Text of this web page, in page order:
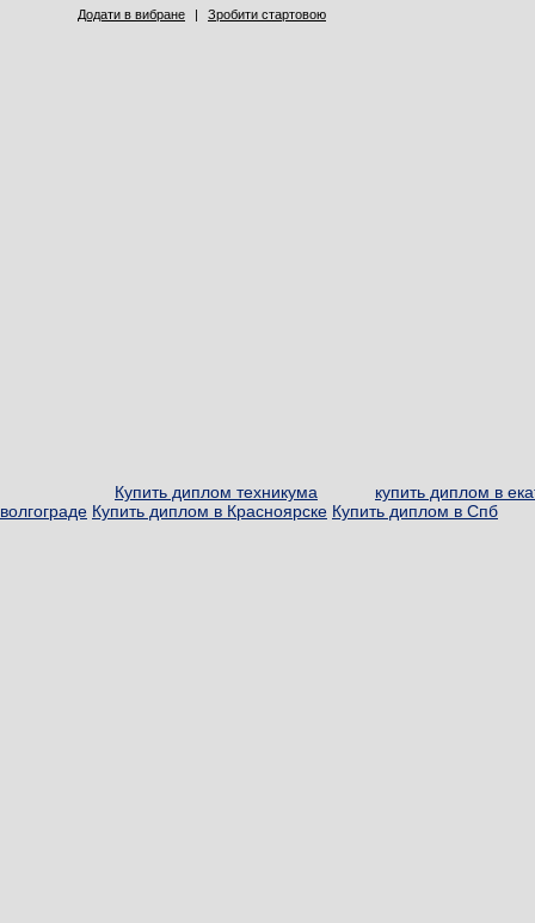
Додати в вибране | Зробити стартовою
Купить диплом техникума
купить диплом в
волгограде Купить диплом в Красноярске Купить диплом в Спб